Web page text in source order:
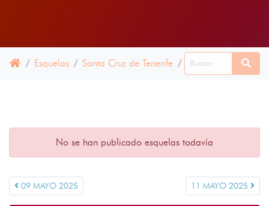
Esquelas Santa Cruz de Tenerife Tanque, El 10
No se han publicado esquelas todavía
09 MAYO 2025 11 MAYO 2025